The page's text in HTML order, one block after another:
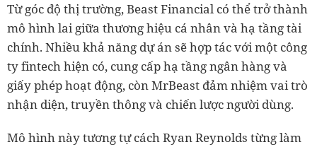
Từ góc độ thị trường, Beast Financial có thể trở thành
mô hình lai giữa thương hiệu cá nhân và hạ tầng tài
chính. Nhiều khả năng dự án sẽ hợp tác với một công
ty fintech hiện có, cung cấp hạ tầng ngân hàng và
giấy phép hoạt động, còn MrBeast đảm nhiệm vai trò
nhận diện, truyền thông và chiến lược người dùng.
Mô hình này tương tự cách Ryan Reynolds từng làm